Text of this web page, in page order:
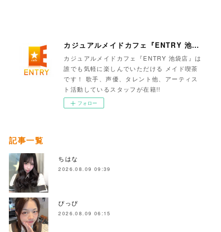
カジュアルメイドカフェ『ENTRY 池袋店』
カジュアルメイドカフェ『ENTRY 池袋店』は
誰でも気軽に楽しんでいただける メイド喫茶
です！ 歌手、声優、タレント他、アーティス
ト活動しているスタッフが在籍!!
フォロー
記事一覧
ちはな
2026.08.09 09:39
ぴっぴ
2026.08.09 06:15